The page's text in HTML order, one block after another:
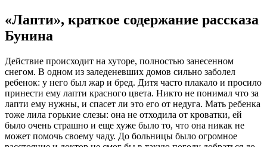
«Лапти», краткое содержание рассказа
Бунина
Действие происходит на хуторе, полностью занесенном
снегом. В одном из заледеневших домов сильно заболел
ребенок: у него был жар и бред. Дитя часто плакало и просило
принести ему лапти красного цвета. Никто не понимал что за
лапти ему нужны, и спасет ли это его от недуга. Мать ребенка
тоже лила горькие слезы: она не отходила от кроватки, ей
было очень страшно и еще хуже было то, что она никак не
может помочь своему чаду. До больницы было огромное